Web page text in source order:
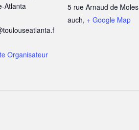
Atlanta
Organisateur
5 rue Arnaud de Moles
auch, + Google Map